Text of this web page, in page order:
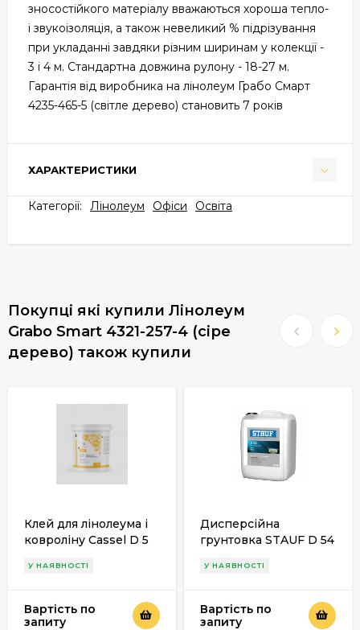
зносостійкого матеріалу вважаються хороша тепло-
і звукоізоляція, а також невеликий % підрізування
при укладанні завдяки різним ширинам у колекції -
3 і 4 м. Стандартна довжина рулону - 18-27 м.
Гарантія від виробника на лінолеум Грабо Смарт
4235-465-5 (світле дерево) становить 7 років
ХАРАКТЕРИСТИКИ
Категорії: Лінолеум Офіси Освіта
Покупці які купили Лінолеум
Grabo Smart 4321-257-4 (сіре
дерево) також купили
Клей для лінолеума і
ковроліну Cassel D 5
У НАЯВНОСТІ
Вартість по
запиту
Дисперсійна
грунтовка STAUF D 54
У НАЯВНОСТІ
Вартість по
запиту